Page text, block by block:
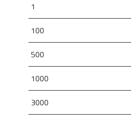
1
100
500
1000
3000